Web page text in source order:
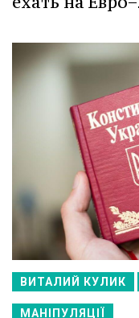
ВИТАЛИЙ КУЛИК
МАНІПУЛЯЦІЇ